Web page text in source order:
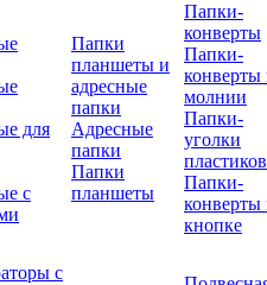
для
с
Папки
планшеты и
адресные
папки
Адресные
папки
Папки
планшеты
Папки-
конверты
Папки-
конверты
молнии
Папки-
уголки
Папки-
конверты
кнопке
с